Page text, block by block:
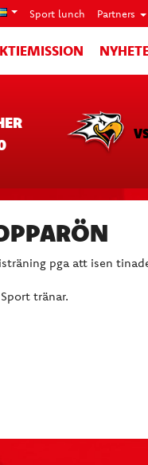
Sport lunch Partners
pga att isen
tränar.